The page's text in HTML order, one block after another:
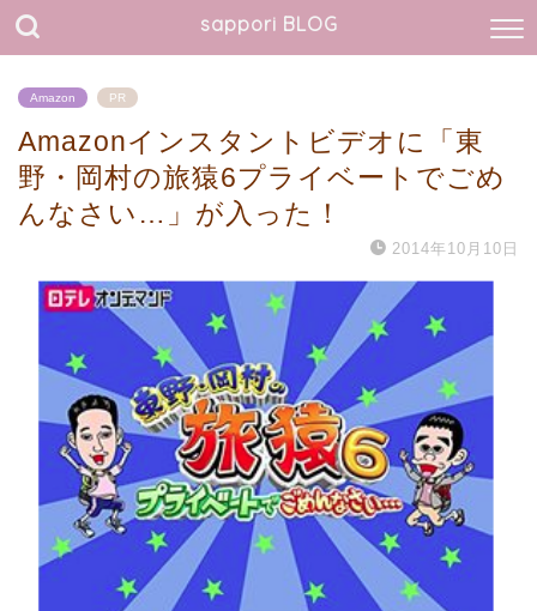
sappori BLOG
Amazon PR
Amazonインスタントビデオに「東
野・岡村の旅猿6プライベートでごめ
んなさい…」が入った！
2014年10月10日